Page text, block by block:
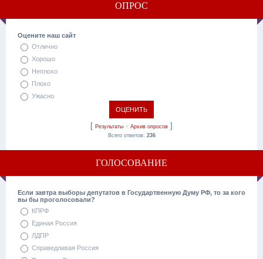
ОПРОС
Оцените наш сайт
Отлично
Хорошо
Неплохо
Плохо
Ужасно
[ Результаты · Архив опросов ]
Всего ответов: 236
ГОЛОСОВАНИЕ
Если завтра выборы депутатов в Государтвенную Думу РФ, то за кого
вы бы проголосовали?
КПРФ
Единая Россия
ЛДПР
Справедливая Россия